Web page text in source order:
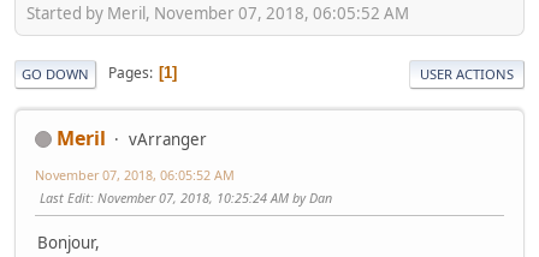
Started by Meril, November 07, 2018, 06:05:52 AM
GO DOWN Pages 1 USER ACTIONS
Meril vArranger
November 07, 2018, 06:05:52 AM
Last Edit: November 07, 2018, 10:25:24 AM by Dan
Bonjour,